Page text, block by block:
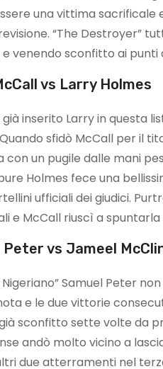
una vittima
“The Destroyer”
e venendo sconfitto ai
vs Larry Holmes
inserito Larry in questa
sfidò McCall per il
con un pugile dalle mani
Holmes fece una
ufficiali dei giudici.
e McCall riuscì a
Peter vs Jameel
Nigeriano” Samuel Peter
e le due vittorie
sconfitto sette volte da
andò molto vicino a
due atterramenti nel